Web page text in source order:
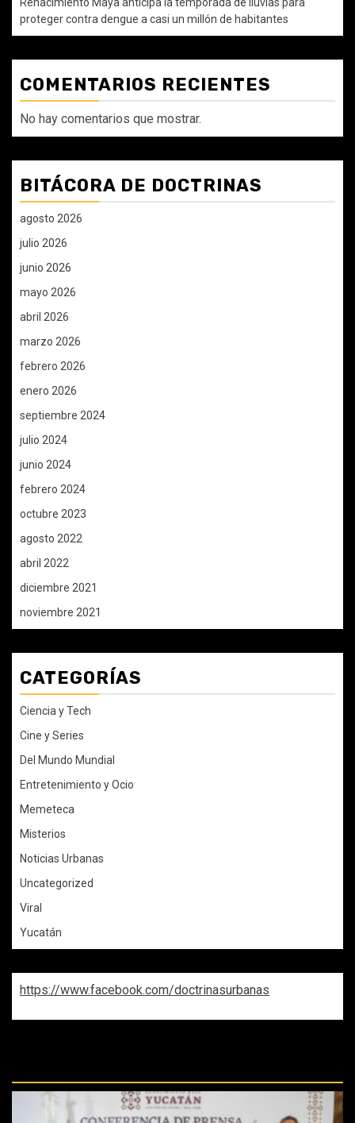
Renacimiento Maya anticipa la temporada de lluvias para
proteger contra dengue a casi un millón de habitantes
COMENTARIOS RECIENTES
No hay comentarios que mostrar.
BITÁCORA DE DOCTRINAS
agosto 2026
julio 2026
junio 2026
mayo 2026
abril 2026
marzo 2026
febrero 2026
enero 2026
septiembre 2024
julio 2024
junio 2024
febrero 2024
octubre 2023
agosto 2022
abril 2022
diciembre 2021
noviembre 2021
CATEGORÍAS
Ciencia y Tech
Cine y Series
Del Mundo Mundial
Entretenimiento y Ocio
Memeteca
Misterios
Noticias Urbanas
Uncategorized
Viral
Yucatán
https://www.facebook.com/doctrinasurbanas